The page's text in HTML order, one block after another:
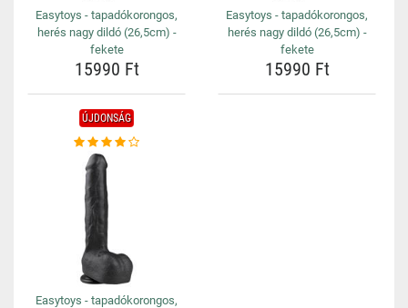
Easytoys - tapadókorongos,
herés nagy dildó (26,5cm) -
fekete
15990 Ft
Easytoys - tapadókorongos,
herés nagy dildó (26,5cm) -
fekete
15990 Ft
ÚJDONSÁG
Easytoys - tapadókorongos,